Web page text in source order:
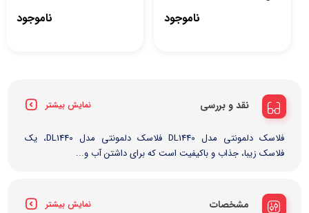
ناموجود ناموجود
نقد و بررسی نمایش بیشتر
فلاسک دلمونتی مدل DL1440 فلاسک دلمونتی مدل DL1440، یک
فلاسک زیبا، جذاب و باکیفیت است که برای داشتن آب و...
مشخصات نمایش بیشتر